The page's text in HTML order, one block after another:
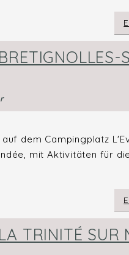
dem Campingplatz
mit Aktivitäten für
TRINITÉ SUR